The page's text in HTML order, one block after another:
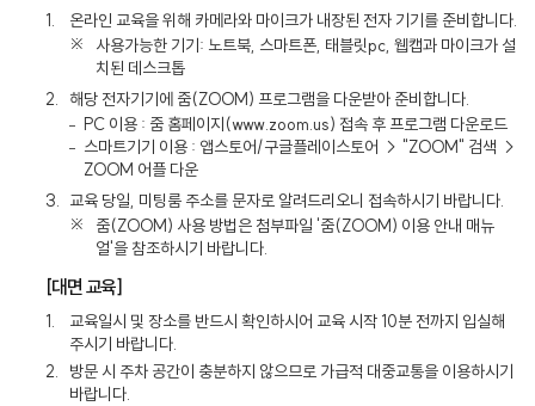
1.
온라인 교육을 위해 카메라와 마이크가 내장된 전자 기기를 준비합니다.
사용가능한 기기: 노트북, 스마트폰, 태블릿pc, 웹캡과 마이크가 설
치된 데스크톱
2.
해당 전자기기에 줌(ZOOM) 프로그램을 다운받아 준비합니다.
PC 이용 : 줌 홈페이지(www.zoom.us) 접속 후 프로그램 다운로드
스마트기기 이용 : 앱스토어/구글플레이스토어 → "ZOOM" 검색 →
ZOOM 어플 다운
3. 교육 당일, 미팅룸 주소를 문자로 알려드리오니 접속하시기 바랍니다.
줌(ZOOM) 사용 방법은 첨부파일 '줌(ZOOM) 이용 안내 매뉴
얼'을 참조하시기 바랍니다.
[대면 교육]
1.
교육일시 및 장소를 반드시 확인하시어 교육 시작 10분 전까지 입실해
주시기 바랍니다.
2.
방문 시 주차 공간이 충분하지 않으므로 가급적 대중교통을 이용하시기
바랍니다.